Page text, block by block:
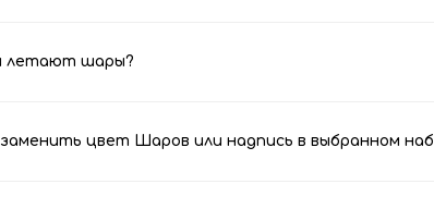
летают шары?
цвет Шаров или надпись в выбранном